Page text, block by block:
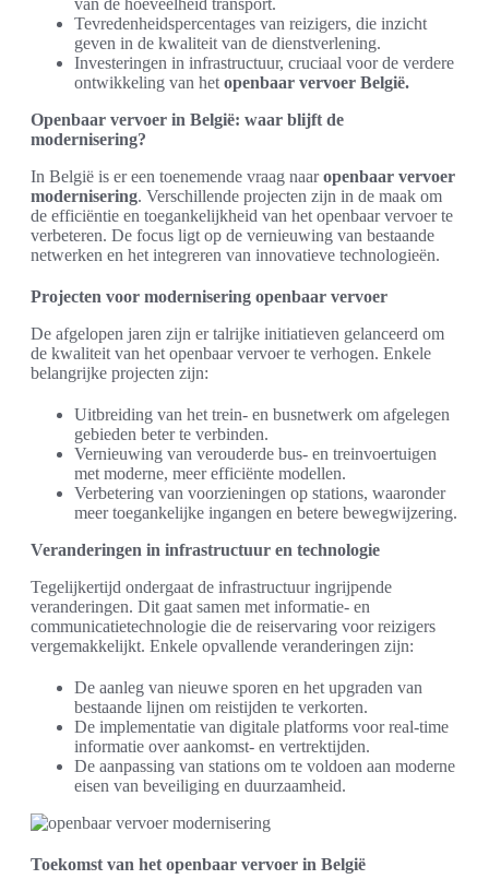
van de hoeveelheid transport.
Tevredenheidspercentages van reizigers, die inzicht
geven in de kwaliteit van de dienstverlening.
Investeringen in infrastructuur, cruciaal voor de verdere
ontwikkeling van het openbaar vervoer België.
Openbaar vervoer in België: waar blijft de
modernisering?
In België is er een toenemende vraag naaropenbaar vervoer
modernisering. Verschillende projecten zijn in de maak om
de efficiëntie en toegankelijkheid van het openbaar vervoer te
verbeteren. De focus ligt op de vernieuwing van bestaande
netwerken en het integreren van innovatieve technologieën.
Projecten voor modernisering openbaar vervoer
De afgelopen jaren zijn er talrijke initiatieven gelanceerd om
de kwaliteit van het openbaar vervoer te verhogen. Enkele
belangrijke projecten zijn:
Uitbreiding van het trein- en busnetwerk om afgelegen
gebieden beter te verbinden.
Vernieuwing van verouderde bus- en treinvoertuigen
met moderne, meer efficiënte modellen.
Verbetering van voorzieningen op stations, waaronder
meer toegankelijke ingangen en betere bewegwijzering.
Veranderingen in infrastructuur en technologie
Tegelijkertijd ondergaat de infrastructuur ingrijpende
veranderingen. Dit gaat samen met informatie- en
communicatietechnologie die de reiservaring voor reizigers
vergemakkelijkt. Enkele opvallende veranderingen zijn:
De aanleg van nieuwe sporen en het upgraden van
bestaande lijnen om reistijden te verkorten.
De implementatie van digitale platforms voor real-time
informatie over aankomst- en vertrektijden.
De aanpassing van stations om te voldoen aan moderne
eisen van beveiliging en duurzaamheid.
Toekomst van het openbaar vervoer in België